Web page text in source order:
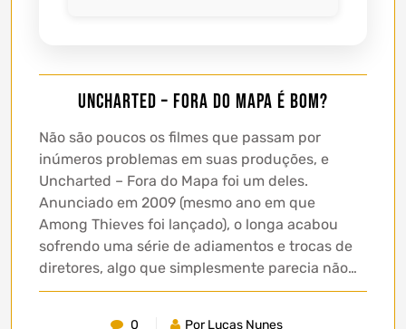
Uncharted – Fora do Mapa é bom?
Não são poucos os filmes que passam por
inúmeros problemas em suas produções, e
Uncharted – Fora do Mapa foi um deles.
Anunciado em 2009 (mesmo ano em que
Among Thieves foi lançado), o longa acabou
sofrendo uma série de adiamentos e trocas de
diretores, algo que simplesmente parecia não…
0 Por Lucas Nunes